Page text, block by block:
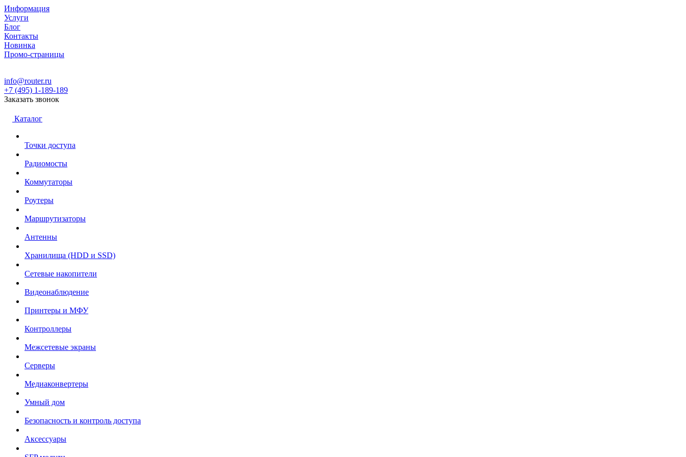
Информация
Услуги
Блог
Контакты
Новинка
Промо-страницы
info@router.ru
+7 (495) 1-189-189
Заказать звонок
Каталог
Точки доступа
Радиомосты
Коммутаторы
Роутеры
Маршрутизаторы
Антенны
Хранилища (HDD и SSD)
Сетевые накопители
Видеонаблюдение
Принтеры и МФУ
Контроллеры
Межсетевые экраны
Серверы
Медиаконвертеры
Умный дом
Безопасность и контроль доступа
Аксессуары